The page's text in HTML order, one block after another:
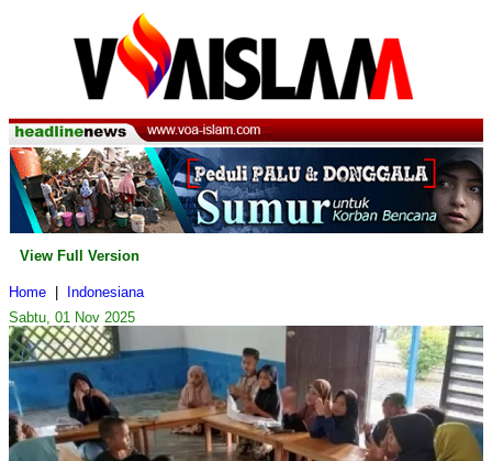
View Full Version
Home
Indonesiana
Sabtu, 01 Nov 2025